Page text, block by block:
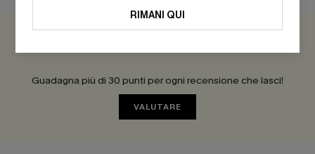
Guadagna più di 30 punti per ogni recensione che lasci!
VALUTARE
RIMANI QUI